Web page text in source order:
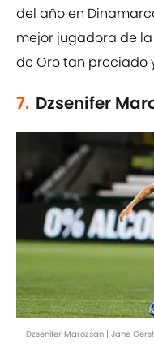
del año en
mejor jugadora de la
de Oro tan preciado
7. Dzsenifer
Dzsenifer Marozsan | Jane